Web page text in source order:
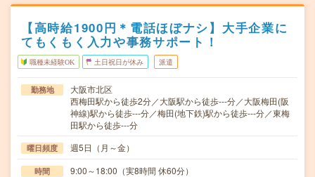
【高時給1900円＊電話ほぼナシ】大手企業に
てもくもく入力や事務サポート！
職種未経験OK 土日祝日が休み 派遣
勤務地
大阪市北区
西梅田駅から徒歩2分／大阪駅から徒歩---分／大阪梅田(阪
神線)駅から徒歩---分／梅田(地下鉄)駅から徒歩---分／東梅
田駅から徒歩---分
曜日頻度 週5日（月～金）
時間 9:00～18:00（実8時間 休60分）